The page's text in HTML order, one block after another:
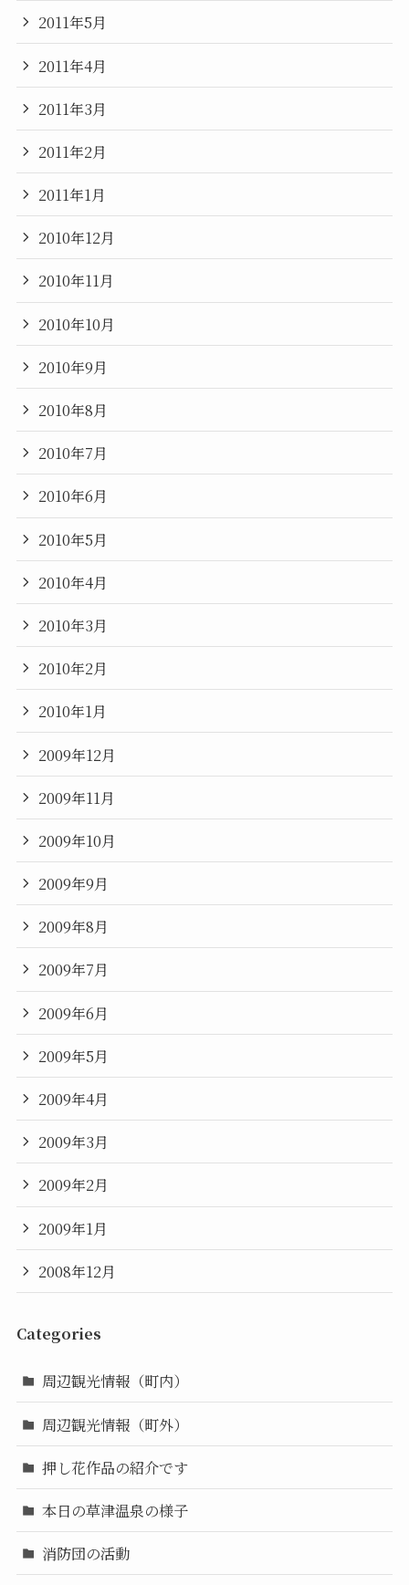
2011年5月
2011年4月
2011年3月
2011年2月
2011年1月
2010年12月
2010年11月
2010年10月
2010年9月
2010年8月
2010年7月
2010年6月
2010年5月
2010年4月
2010年3月
2010年2月
2010年1月
2009年12月
2009年11月
2009年10月
2009年9月
2009年8月
2009年7月
2009年6月
2009年5月
2009年4月
2009年3月
2009年2月
2009年1月
2008年12月
Categories
周辺観光情報（町内）
周辺観光情報（町外）
押し花作品の紹介です
本日の草津温泉の様子
消防団の活動